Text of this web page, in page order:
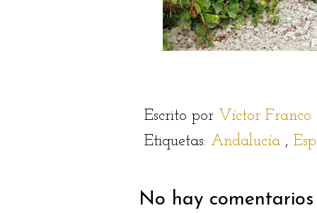
Escrito por Víctor Franco
Etiquetas: Andalucía ,
No hay comentarios